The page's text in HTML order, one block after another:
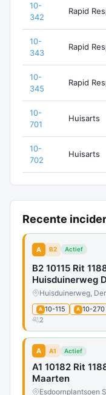
10-
342
Rapid
10-
343
Rapid
10-
345
Rapid
10-
701
Huisarts
10-
702
Huisarts
Recente
A B2 Actief
B2 10115 Rit
Huisduinerweg
Huisduinerweg,
A 10-115 A 10-270
2
A A1 Actief
A1 10182 Rit
Maarten
Esdoornplantsoen